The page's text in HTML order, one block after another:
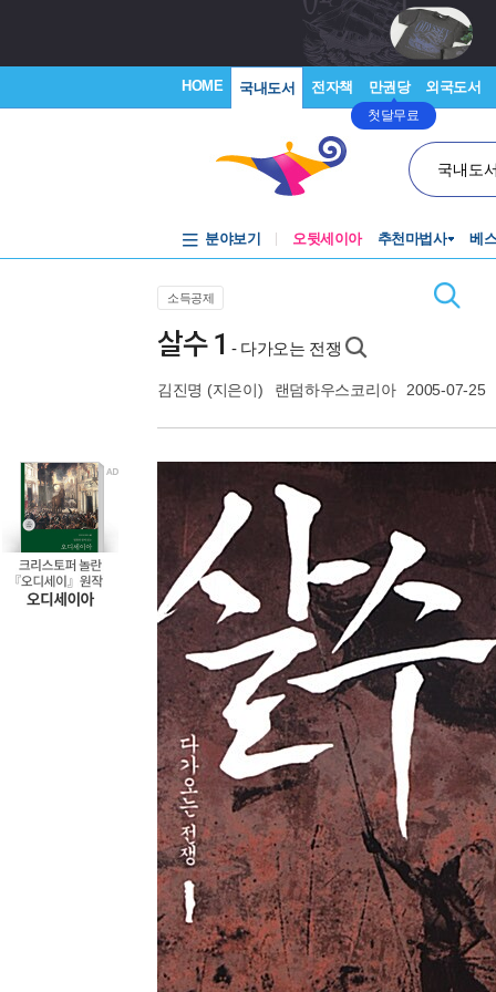
HOME 국내도서 전자책 만권당
첫달무료
외국도서
국내도
분야보기 오뒷세이아 추천마법사 베
소득공제
살수 1 - 다가오는 전쟁
김진명 (지은이) 랜덤하우스코리아 2005-07-25